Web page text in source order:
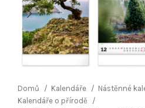
Domů Kalendáře
Nástěnné
Kalendáře o přírodě